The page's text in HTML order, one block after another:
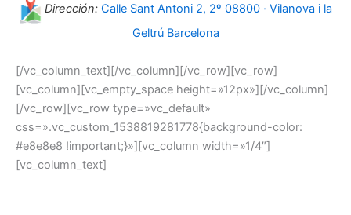
Dirección: Calle Sant Antoni 2, 2º 08800 · Vilanova i la
Geltrú Barcelona
[/vc_column_text][/vc_column][/vc_row][vc_row]
[vc_column][vc_empty_space height=»12px»][/vc_column]
[/vc_row][vc_row type=»vc_default»
css=».vc_custom_1538819281778{background-color:
#e8e8e8 !important;}»][vc_column width=»1/4″]
[vc_column_text]